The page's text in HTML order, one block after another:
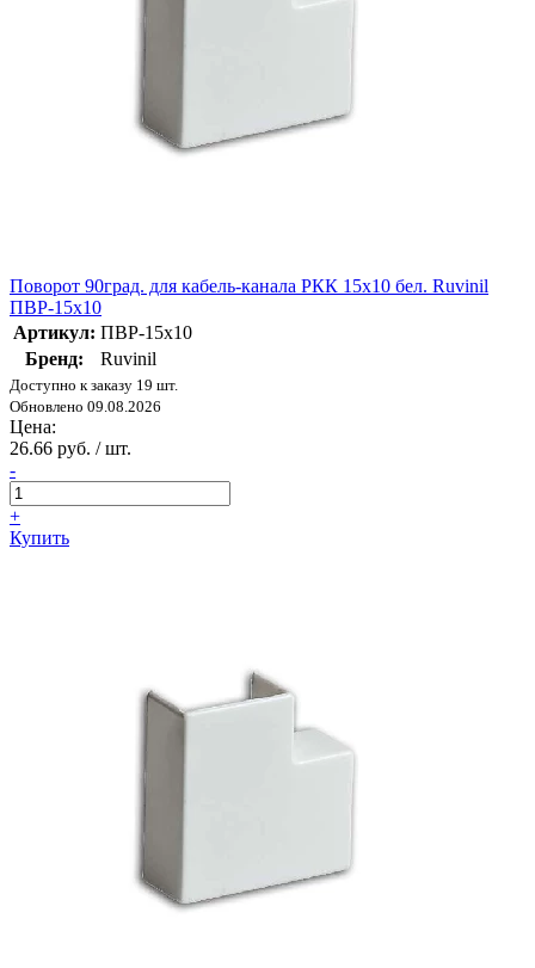
Поворот 90град. для кабель-канала РКК 15х10 бел. Ruvinil
ПВР-15х10
Артикул: ПВР-15х10
Бренд:
Ruvinil
Доступно к заказу 19 шт.
Обновлено 09.08.2026
Цена:
26.66 руб. / шт.
-
+
Купить